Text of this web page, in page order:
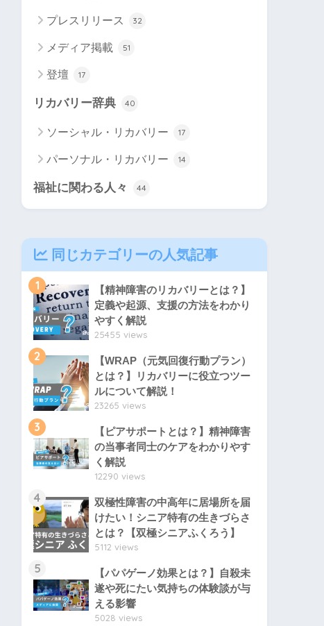
プレスリリース 32
メディア掲載 51
登壇 17
リカバリー辞典 40
ソーシャル・リカバリー 17
パーソナル・リカバリー 14
福祉に関わる人々 44
同じカテゴリーの人気記事
1
【精神障害のリカバリーとは？】
定義や起源、支援の方法をわかり
やすく解説
25455 views
2
【WRAP（元気回復行動プラン）
とは？】リカバリーに役立つツー
ルについて解説！
23265 views
3
【ピアサポートとは？】精神障害
の当事者同士のケアをわかりやす
く解説
12290 views
4
双極性障害の中高年に居場所を届
けたい！シニア特有の生きづらさ
とは？【双極シニアふくろう】
5112 views
5
【パパゲーノ効果とは？】自殺未
遂や死にたい気持ちの体験談が与
える影響
5028 views